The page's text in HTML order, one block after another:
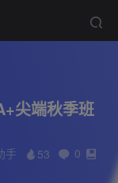
尖端秋季班
手 53
0